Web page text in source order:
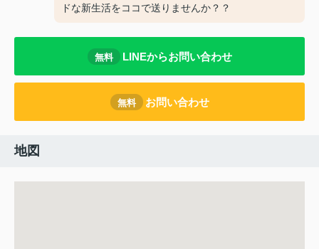
ドな新生活をココで送りませんか？？
無料 LINEからお問い合わせ
無料 お問い合わせ
地図